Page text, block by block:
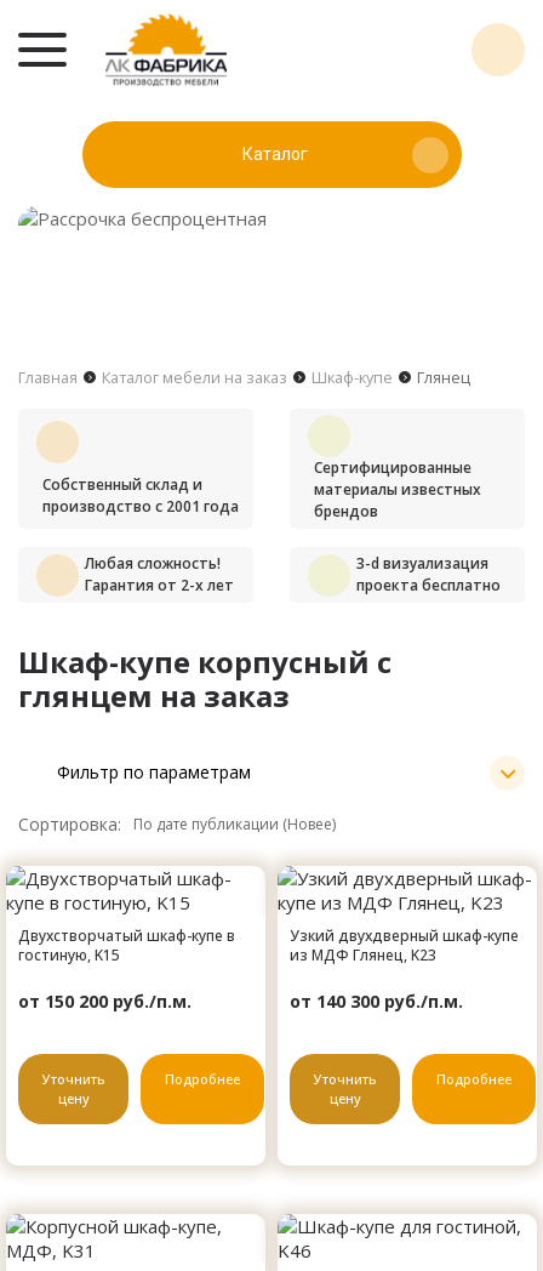
Каталог
Главная Каталог мебели на заказ Шкаф-купе Глянец
Собственный склад и
производство с 2001 года
Сертифицированные
материалы известных
брендов
Любая сложность!
Гарантия от 2-х лет
3-d визуализация
проекта бесплатно
Шкаф-купе корпусный с
глянцем на заказ
Фильтр по параметрам
Сортировка:
Двухстворчатый шкаф-купе в
гостиную, K15
от 150 200 руб./п.м.
Уточнить
цену
Подробнее
Узкий двухдверный шкаф-купе
из МДФ Глянец, K23
от 140 300 руб./п.м.
Уточнить
цену
Подробнее